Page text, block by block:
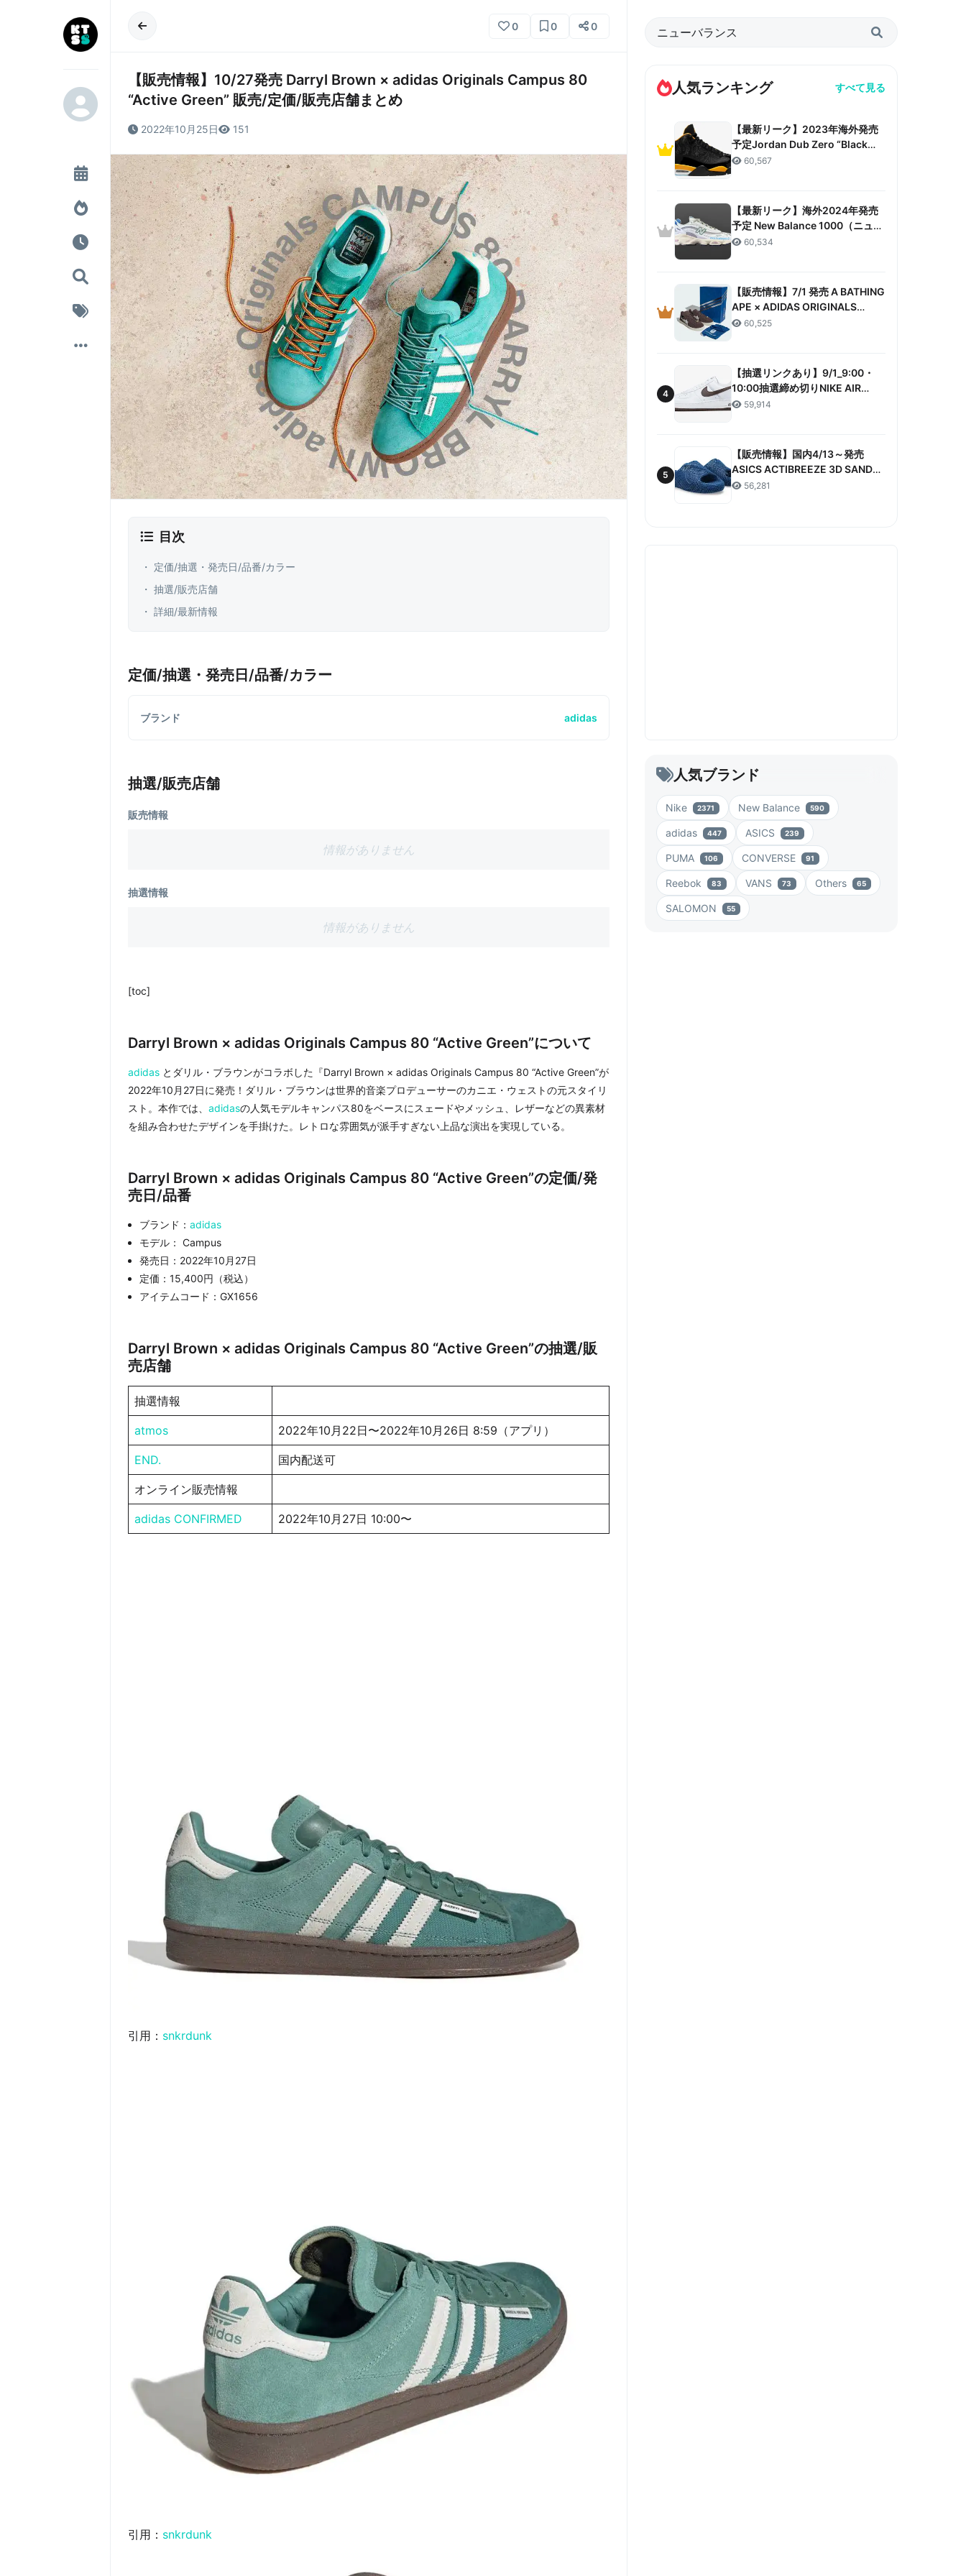
0 0 0
【販売情報】10/27発売 Darryl Brown × adidas Originals Campus 80
“Active Green” 販売/定価/販売店舗まとめ
2022年10月25日 151
目次
・ 定価/抽選・発売日/品番/カラー
・ 抽選/販売店舗
・ 詳細/最新情報
定価/抽選・発売日/品番/カラー
ブランド adidas
抽選/販売店舗
販売情報
情報がありません
抽選情報
情報がありません
[toc]
Darryl Brown × adidas Originals Campus 80 “Active Green”について
adidasとダリル・ブラウンがコラボした『Darryl Brown × adidas Originals Campus 80 “Active Green”が
2022年10月27日に発売！ダリル・ブラウンは世界的音楽プロデューサーのカニエ・ウェストの元スタイリ
スト。本作では、 adidasの人気モデルキャンパス80をベースにスェードやメッシュ、レザーなどの異素材
を組み合わせたデザインを手掛けた。レトロな雰囲気が派手すぎない上品な演出を実現している。
Darryl Brown × adidas Originals Campus 80 “Active Green”の定価/発
売日/品番
ブランド： adidas
モデル： Campus
発売日：2022年10月27日
定価：15,400円（税込）
アイテムコード：GX1656
Darryl Brown × adidas Originals Campus 80 “Active Green”の抽選/販
売店舗
抽選情報
atmos 2022年10月22日〜2022年10月26日 8:59（アプリ）
END. 国内配送可
オンライン販売情報
adidas CONFIRMED 2022年10月27日 10:00〜
引用： snkrdunk
引用： snkrdunk
人気ランキング すべて見る
【最新リーク】2023年海外発売
予定Jordan Dub Zero “Black
Taxi”リーク情報まとめ
60,567
【最新リーク】海外2024年発売
予定 New Balance 1000（ニュー
バランス 1000）リーク情報まと
60,534
【販売情報】7/1 発売 A BATHING
APE × ADIDAS ORIGINALS
CAMPUS 80S “30TH
60,525
4
【抽選リンクあり】9/1_9:00・
10:00抽選締め切りNIKE AIR
FORCE 1 LOW RETRO COLOR
59,914
5
【販売情報】国内4/13～発売
ASICS ACTIBREEZE 3D SANDAL
“MAKO BLUE” 販売/定価/店舗ま
56,281
人気ブランド
Nike 2371 New Balance 590
adidas 447 ASICS 239
PUMA 106 CONVERSE 91
Reebok 83 VANS 73 Others 65
SALOMON 55